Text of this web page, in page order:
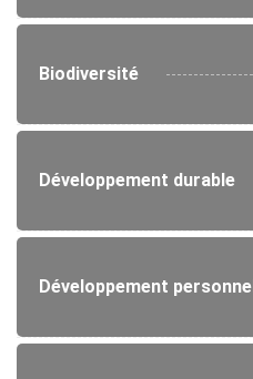
Biodiversité
Développement durable
Développement personnel